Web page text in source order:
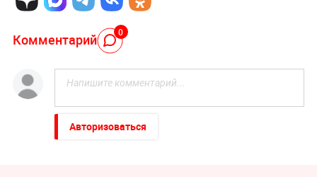
Комментарий 0
Авторизоваться